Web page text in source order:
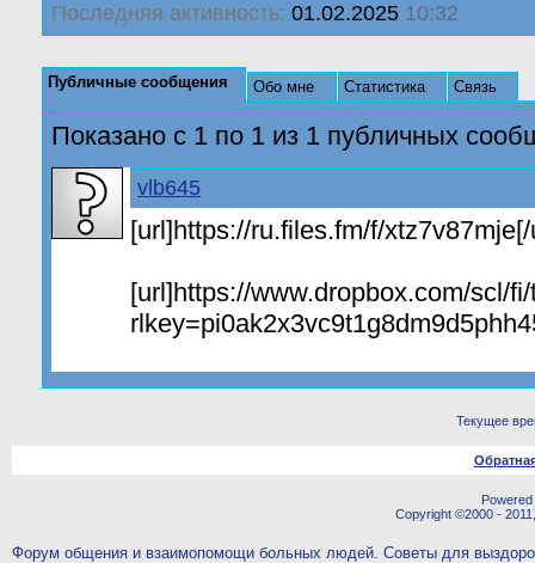
Последняя активность: 01.02.2025 10:32
Публичные сообщения Обо мне Статистика Связь
Показано с 1 по 1 из 1 публичных
vlb645
[url]https://ru.files.fm/f/
[url]https://www.dropbox.com/scl/
Текущее
Copyright ©2000 -
Форум общения и взаимопомощи больных людей. Советы для